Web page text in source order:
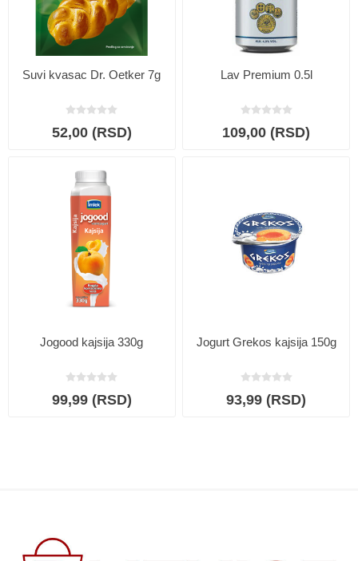
Suvi kvasac Dr. Oetker 7g
52,00 (RSD)
Lav Premium 0.5l
109,00 (RSD)
Jogood kajsija 330g
99,99 (RSD)
Jogurt Grekos kajsija 150g
93,99 (RSD)